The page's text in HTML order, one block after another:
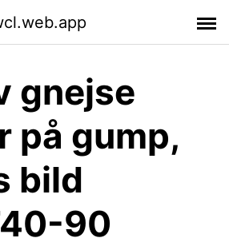
gnejse
på gump,
bild
90